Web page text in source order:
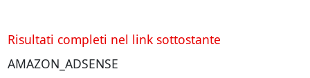
Risultati completi nel link sottostante
AMAZON_ADSENSE